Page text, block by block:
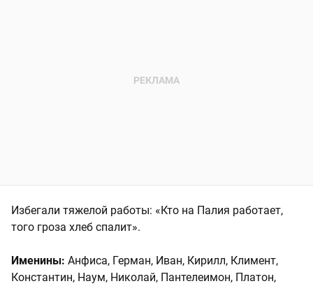
Избегали тяжелой работы: «Кто на Палия работает,
того гроза хлеб спалит».
Именины: Анфиса, Герман, Иван, Кирилл, Климент,
Константин, Наум, Николай, Пантелеимон, Платон,